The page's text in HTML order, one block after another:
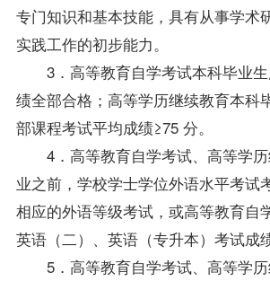
专门知识和基本技能，具有从事学术
实践工作的初步能力。
3．高等教育自学考试本科毕业生
绩全部合格；高等学历继续教育本科
部课程考试平均成绩≥75 分。
4．高等教育自学考试、高等学
业之前，学校学士学位外语水平考试
相应的外语等级考试，或高等教育自
英语（二）、英语（专升本）考试成
5．高等教育自学考试、高等学